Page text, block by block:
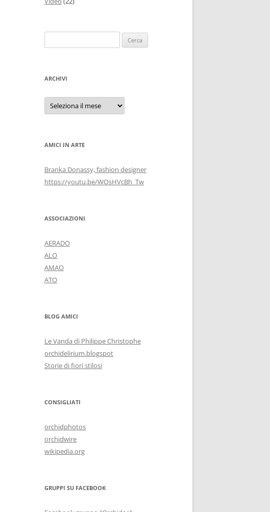
per:
ARCHIVI
Archivi
AMICI IN ARTE
Branka Donassy, fashion designer
https://youtu.be/WOsHVcBh_Tw
ASSOCIAZIONI
AERADO
ALO
AMAO
ATO
BLOG AMICI
Le Vanda di Philippe Christophe
orchidelirium.blogspot
Storie di fiori stilosi
CONSIGLIATI
orchidphotos
orchidwire
wikipedia.org
GRUPPI SU FACEBOOK